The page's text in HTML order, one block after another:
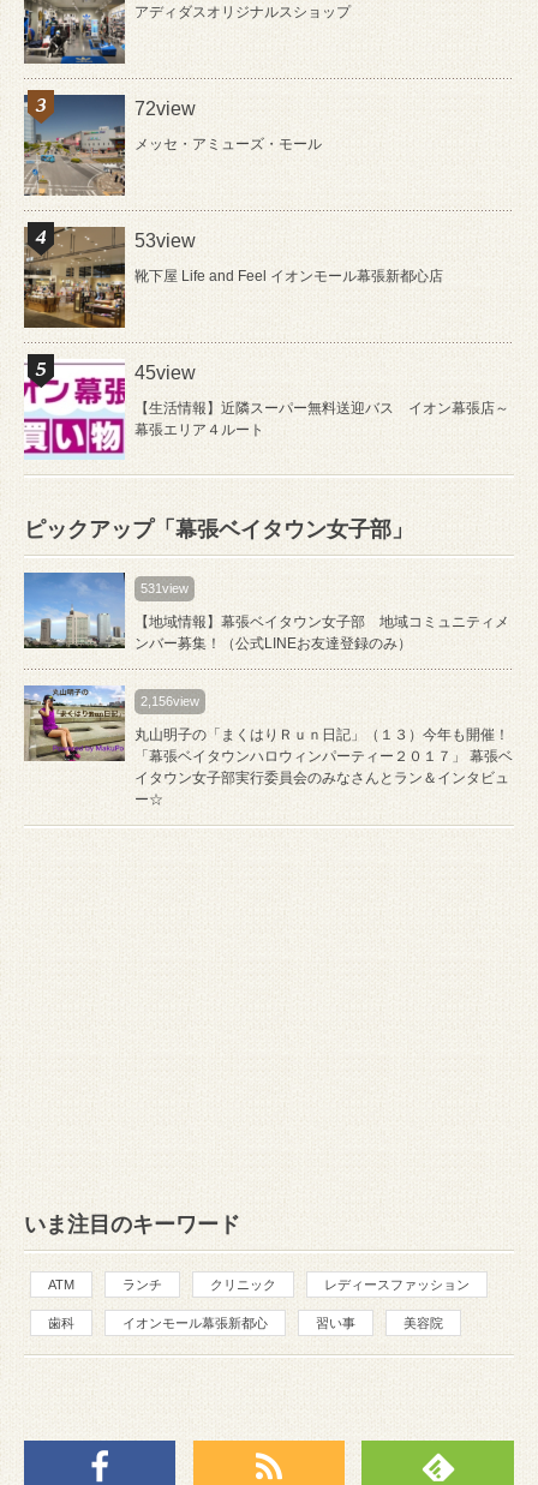
アディダスオリジナルスショップ
72view
メッセ・アミューズ・モール
53view
靴下屋 Life and Feel イオンモール幕張新都心店
45view
【生活情報】近隣スーパー無料送迎バス イオン幕張店～
幕張エリア４ルート
ピックアップ「幕張ベイタウン女子部」
531view
【地域情報】幕張ベイタウン女子部 地域コミュニティメ
ンバー募集！（公式LINEお友達登録のみ）
2,156view
丸山明子の「まくはりＲｕｎ日記」（１３）今年も開催！
「幕張ベイタウンハロウィンパーティー２０１７」 幕張ベ
イタウン女子部実行委員会のみなさんとラン＆インタビュ
ー☆
いま注目のキーワード
ATM ランチ クリニック レディースファッション
歯科 イオンモール幕張新都心 習い事 美容院